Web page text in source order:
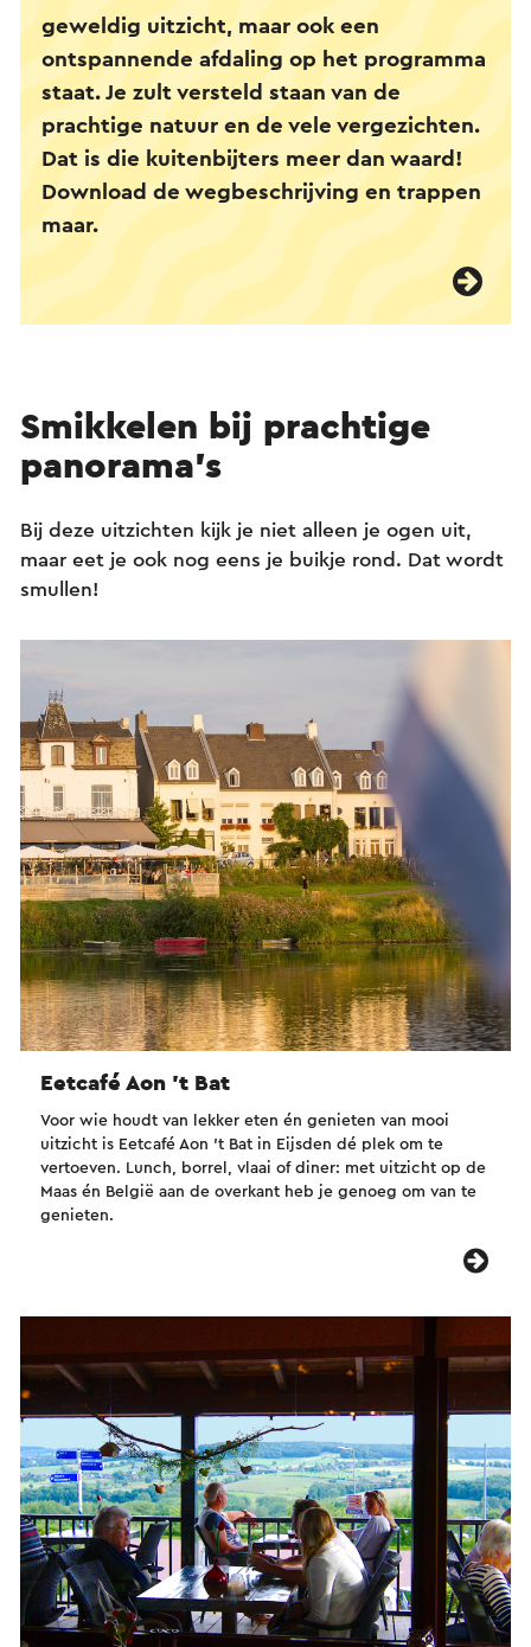
geweldig uitzicht, maar ook een
ontspannende afdaling op het programma
staat. Je zult versteld staan van de
prachtige natuur en de vele vergezichten.
Dat is die kuitenbijters meer dan waard!
Download de wegbeschrijving en trappen
maar.
Smikkelen bij prachtige
panorama's
Bij deze uitzichten kijk je niet alleen je ogen uit,
maar eet je ook nog eens je buikje rond. Dat wordt
smullen!
Eetcafé Aon 't Bat
Voor wie houdt van lekker eten én genieten van mooi
uitzicht is Eetcafé Aon 't Bat in Eijsden dé plek om te
vertoeven. Lunch, borrel, vlaai of diner: met uitzicht op de
Maas én België aan de overkant heb je genoeg om van te
genieten.